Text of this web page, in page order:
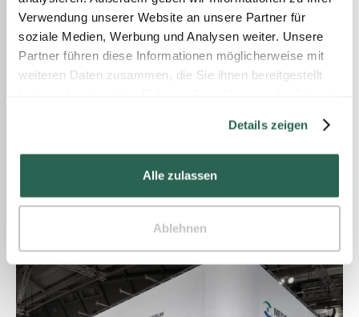
Verwendung unserer Website an unsere Partner für
soziale Medien, Werbung und Analysen weiter. Unsere
Partner führen diese Informationen möglicherweise mit
weiteren Daten zusammen, die Sie ihnen bereitgestellt
Details zeigen
Alle zulassen
Ablehnen